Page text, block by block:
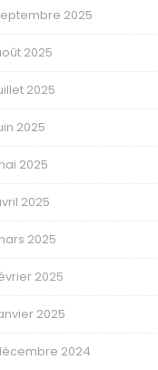
2025
2025
2025
2025
2025
2025
2025
2025
2025
2024